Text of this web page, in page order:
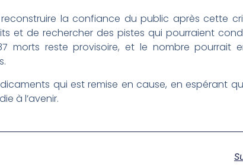
la confiance du public après cette
et de rechercher des pistes qui pourraient
morts reste provisoire, et le nombre pourrait
qui est remise en cause, en espérant
à l’avenir.